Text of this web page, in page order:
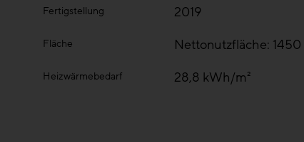
Fertigstellung 2019
Fläche Nettonutzfläche: 1450
Heizwärmebedarf 28,8 kWh/m²